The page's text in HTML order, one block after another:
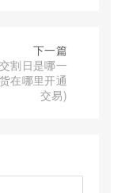
下一篇
割日是哪一
在哪里开通
交易)